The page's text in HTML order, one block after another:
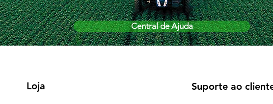
Central de Ajuda
Loja Suporte ao